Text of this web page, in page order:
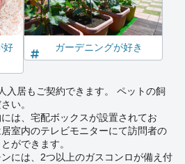
好
ガーデニングが好き
入居もご契約できます。 ペットの飼
い。
は、宅配ボックスが設置されてお
室内のテレビモニターにて訪問者の
ができます。
には、2つ以上のガスコンロが備え付